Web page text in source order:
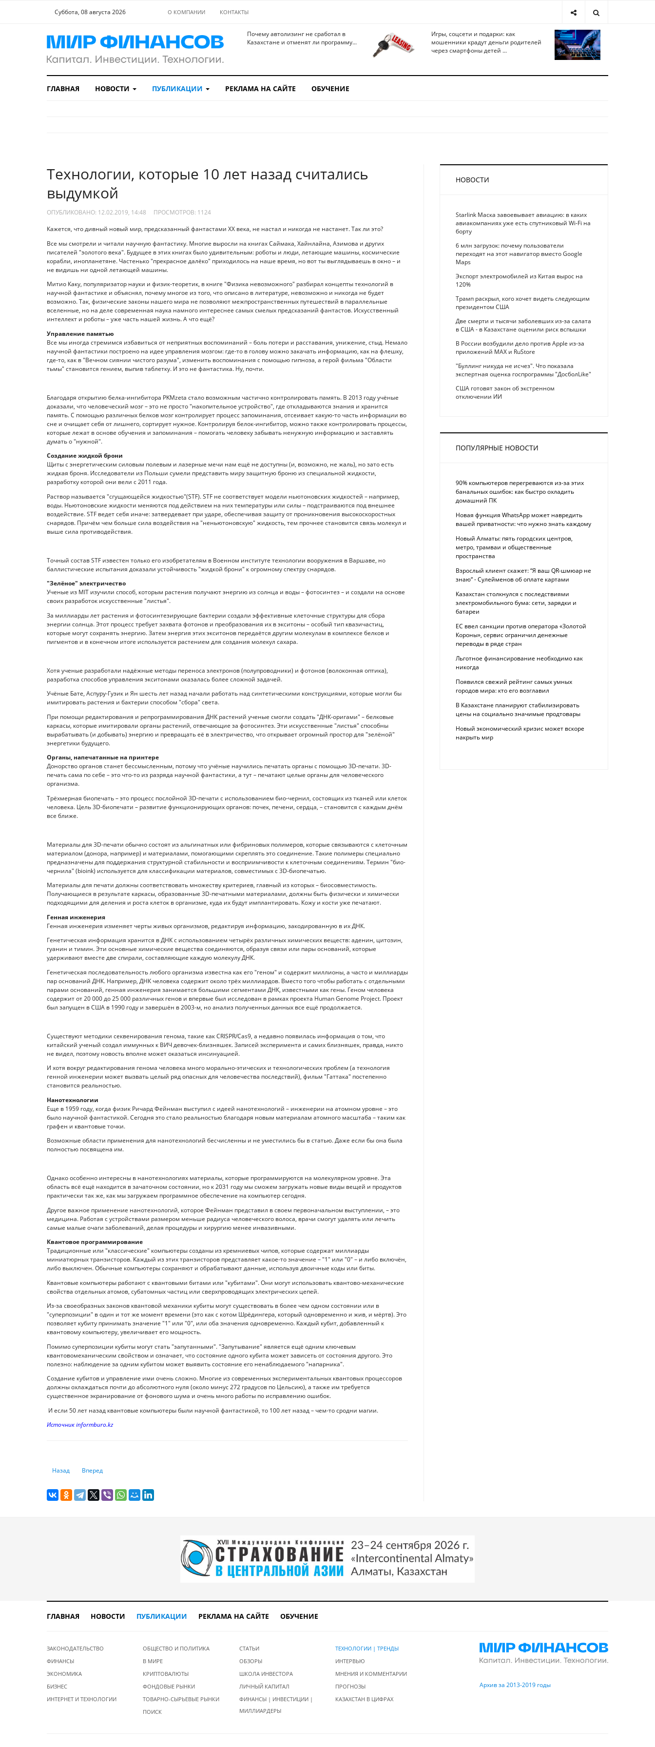
Суббота, 08 августа 2026 О КОМПАНИИ КОНТАКТЫ
Почему автолизинг не сработал в
Казахстане и отменят ли программу...
Игры, соцсети и подарки: как
мошенники крадут деньги родителей
через смартфоны детей ...
ГЛАВНАЯ НОВОСТИ ПУБЛИКАЦИИ РЕКЛАМА НА САЙТЕ ОБУЧЕНИЕ
Технологии, которые 10 лет назад считались
выдумкой
ОПУБЛИКОВАНО: 12.02.2019, 14:48 ПРОСМОТРОВ: 1124
Кажется, что дивный новый мир, предсказанный фантастами ХХ века, не настал и никогда не настанет. Так ли это?
Все мы смотрели и читали научную фантастику. Многие выросли на книгах Саймака, Хайнлайна, Азимова и других
писателей "золотого века". Будущее в этих книгах было удивительным: роботы и люди, летающие машины, космические
корабли, инопланетяне. Частенько "прекрасное далёко" приходилось на наше время, но вот ты выглядываешь в окно – и
не видишь ни одной летающей машины.
Митио Каку, популяризатор науки и физик-теоретик, в книге "Физика невозможного" разбирал концепты технологий в
научной фантастике и объяснял, почему многое из того, что описано в литературе, невозможно и никогда не будет
возможно. Так, физические законы нашего мира не позволяют межпространственных путешествий в параллельные
вселенные, но на деле современная наука намного интереснее самых смелых предсказаний фантастов. Искусственный
интеллект и роботы – уже часть нашей жизнь. А что ещё?
Управление памятью
Все мы иногда стремимся избавиться от неприятных воспоминаний – боль потери и расставания, унижение, стыд. Немало
научной фантастики построено на идее управления мозгом: где-то в голову можно закачать информацию, как на флешку,
где-то, как в "Вечном сиянии чистого разума", изменить воспоминания с помощью гипноза, а герой фильма "Области
тьмы" становится гением, выпив таблетку. И это не фантастика. Ну, почти.
Благодаря открытию белка-ингибитора PKMzeta стало возможным частично контролировать память. В 2013 году учёные
доказали, что человеческий мозг – это не просто "накопительное устройство", где откладываются знания и хранится
память. С помощью различных белков мозг контролирует процесс запоминания, отсеивает какую-то часть информации во
сне и очищает себя от лишнего, сортирует нужное. Контролируя белок-ингибитор, можно также контролировать процессы,
которые лежат в основе обучения и запоминания – помогать человеку забывать ненужную информацию и заставлять
думать о "нужной".
Создание жидкой брони
Щиты с энергетическим силовым полевым и лазерные мечи нам ещё не доступны (и, возможно, не жаль), но зато есть
жидкая броня. Исследователи из Польши сумели представить миру защитную броню из специальной жидкости,
разработку которой они вели с 2011 года.
Раствор называется "сгущающейся жидкостью"(STF). STF не соответствует модели ньютоновских жидкостей – например,
воды. Ньютоновские жидкости меняются под действием на них температуры или силы – подстраиваются под внешнее
воздействие. STF ведет себя иначе: затвердевает при ударе, обеспечивая защиту от проникновения высокоскоростных
снарядов. Причём чем больше сила воздействия на "неньютоновскую" жидкость, тем прочнее становится связь молекул и
выше сила противодействия.
Точный состав STF известен только его изобретателям в Военном институте технологии вооружения в Варшаве, но
баллистические испытания доказали устойчивость "жидкой брони" к огромному спектру снарядов.
"Зелёное" электричество
Ученые из MIT изучили способ, которым растения получают энергию из солнца и воды – фотосинтез – и создали на основе
своих разработок искусственные "листья".
За миллиарды лет растения и фотосинтезирующие бактерии создали эффективные клеточные структуры для сбора
энергии солнца. Этот процесс требует захвата фотонов и преобразования их в экситоны – особый тип квазичастиц,
которые могут сохранять энергию. Затем энергия этих экситонов передаётся другим молекулам в комплексе белков и
пигментов и в конечном итоге используется растением для создания молекул сахара.
Хотя ученые разработали надёжные методы переноса электронов (полупроводники) и фотонов (волоконная оптика),
разработка способов управления экситонами оказалась более сложной задачей.
Учёные Бате, Аспуру-Гузик и Ян шесть лет назад начали работать над синтетическими конструкциями, которые могли бы
имитировать растения и бактерии способом "сбора" света.
При помощи редактирования и репрограммирования ДНК растений ученые смогли создать "ДНК-оригами" – белковые
каркасы, которые имитировали органы растений, отвечающие за фотосинтез. Эти искусственные "листья" способны
вырабатывать (и добывать) энергию и превращать её в электричество, что открывает огромный простор для "зелёной"
энергетики будущего.
Органы, напечатанные на принтере
Донорство органов станет бессмысленным, потому что учёные научились печатать органы с помощью 3D-печати. 3D-
печать сама по себе – это что-то из разряда научной фантастики, а тут – печатают целые органы для человеческого
организма.
Трёхмерная биопечать – это процесс послойной 3D-печати с использованием био-чернил, состоящих из тканей или клеток
человека. Цель 3D-биопечати – развитие функционирующих органов: почек, печени, сердца, – становится с каждым днём
все ближе.
Материалы для 3D-печати обычно состоят из альгинатных или фибриновых полимеров, которые связываются с клеточным
материалом (донора, например) и материалами, помогающими скреплять это соединение. Такие полимеры специально
предназначены для поддержания структурной стабильности и восприимчивости к клеточным соединениям. Термин "био-
чернила" (bioink) используется для классификации материалов, совместимых с 3D-биопечатью.
Материалы для печати должны соответствовать множеству критериев, главный из которых – биосовместимость.
Получающиеся в результате каркасы, образованные 3D-печатными материалами, должны быть физически и химически
подходящими для деления и роста клеток в организме, куда их будут имплантировать. Кожу и кости уже печатают.
Генная инженерия
Генная инженерия изменяет черты живых организмов, редактируя информацию, закодированную в их ДНК.
Генетическая информация хранится в ДНК с использованием четырёх различных химических веществ: аденин, цитозин,
гуанин и тимин. Эти основные химические вещества соединяются, образуя связи или пары оснований, которые
удерживают вместе две спирали, составляющие каждую молекулу ДНК.
Генетическая последовательность любого организма известна как его "геном" и содержит миллионы, а часто и миллиарды
пар оснований ДНК. Например, ДНК человека содержит около трёх миллиардов. Вместо того чтобы работать с отдельными
парами оснований, генная инженерия занимается большими сегментами ДНК, известными как гены. Геном человека
содержит от 20 000 до 25 000 различных генов и впервые был исследован в рамках проекта Human Genome Project. Проект
был запущен в США в 1990 году и завершён в 2003-м, но анализ полученных данных все ещё продолжается.
Существуют методики секвенирования генома, такие как CRISPR/Cas9, а недавно появилась информация о том, что
китайский ученый создал иммунных к ВИЧ девочек-близняшек. Записей эксперимента и самих близняшек, правда, никто
не видел, поэтому новость вполне может оказаться инсинуацией.
И хотя вокруг редактирования генома человека много морально-этических и технологических проблем (а технология
генной инженерии может вызвать целый ряд опасных для человечества последствий), фильм "Гаттака" постепенно
становится реальностью.
Нанотехнологии
Еще в 1959 году, когда физик Ричард Фейнман выступил с идеей нанотехнологий – инженерии на атомном уровне – это
было научной фантастикой. Сегодня это стало реальностью благодаря новым материалам атомного масштаба – таким как
графен и квантовые точки.
Возможные области применения для нанотехнологий бесчисленны и не уместились бы в статью. Даже если бы она была
полностью посвящена им.
Однако особенно интересны в нанотехнологиях материалы, которые программируются на молекулярном уровне. Эта
область всё ещё находится в зачаточном состоянии, но к 2031 году мы сможем загружать новые виды вещей и продуктов
практически так же, как мы загружаем программное обеспечение на компьютер сегодня.
Другое важное применение нанотехнологий, которое Фейнман представил в своем первоначальном выступлении, – это
медицина. Работая с устройствами размером меньше радиуса человеческого волоса, врачи смогут удалять или лечить
самые малые очаги заболеваний, делая процедуры и хирургию менее инвазивными.
Квантовое программирование
Традиционные или "классические" компьютеры созданы из кремниевых чипов, которые содержат миллиарды
миниатюрных транзисторов. Каждый из этих транзисторов представляет какое-то значение – "1" или "0" – и либо включён,
либо выключен. Обычные компьютеры сохраняют и обрабатывают данные, используя двоичные коды или биты.
Квантовые компьютеры работают с квантовыми битами или "кубитами". Они могут использовать квантово-механические
свойства отдельных атомов, субатомных частиц или сверхпроводящих электрических цепей.
Из-за своеобразных законов квантовой механики кубиты могут существовать в более чем одном состоянии или в
"суперпозиции" в один и тот же момент времени (это как с котом Шрёдингера, который одновременно и жив, и мёртв). Это
позволяет кубиту принимать значение "1" или "0", или оба значения одновременно. Каждый кубит, добавленный к
квантовому компьютеру, увеличивает его мощность.
Помимо суперпозиции кубиты могут стать "запутанными". "Запутывание" является ещё одним ключевым
квантовомеханическим свойством и означает, что состояние одного кубита может зависеть от состояния другого. Это
полезно: наблюдение за одним кубитом может выявить состояние его ненаблюдаемого "напарника".
Создание кубитов и управление ими очень сложно. Многие из современных экспериментальных квантовых процессоров
должны охлаждаться почти до абсолютного нуля (около минус 272 градусов по Цельсию), а также им требуется
существенное экранирование от фонового шума и очень много работы по исправлению ошибок.
И если 50 лет назад квантовые компьютеры были научной фантастикой, то 100 лет назад – чем-то сродни магии.
Источник informburo.kz
Предыдущий: Мобильный телефон найдёт опасные вещества в вашей еде
Назад Следующий: Мнение: Смерть WhatsApp станет стимулом для роста популярности Telegram и криптовалют
Вперед
НОВОСТИ
Starlink Маска завоевывает авиацию: в каких
авиакомпаниях уже есть спутниковый Wi-Fi на
борту
6 млн загрузок: почему пользователи
переходят на этот навигатор вместо Google
Maps
Экспорт электромобилей из Китая вырос на
120%
Трамп раскрыл, кого хочет видеть следующим
президентом США
Две смерти и тысячи заболевших из-за салата
в США - в Казахстане оценили риск вспышки
В России возбудили дело против Apple из-за
приложений MAX и RuStore
"Буллинг никуда не исчез". Что показала
экспертная оценка госпрограммы "ДосболLike"
США готовят закон об экстренном
отключении ИИ
ПОПУЛЯРНЫЕ НОВОСТИ
90% компьютеров перегреваются из-за этих
банальных ошибок: как быстро охладить
домашний ПК
Новая функция WhatsApp может навредить
вашей приватности: что нужно знать каждому
Новый Алматы: пять городских центров,
метро, трамваи и общественные
пространства
Взрослый клиент скажет: “Я ваш QR-шмюар не
знаю“ - Сулейменов об оплате картами
Казахстан столкнулся с последствиями
электромобильного бума: сети, зарядки и
батареи
ЕС ввел санкции против оператора «Золотой
Короны», сервис ограничил денежные
переводы в ряде стран
Льготное финансирование необходимо как
никогда
Появился свежий рейтинг самых умных
городов мира: кто его возглавил
В Казахстане планируют стабилизировать
цены на социально значимые продтовары
Новый экономический кризис может вскоре
накрыть мир
ГЛАВНАЯ НОВОСТИ ПУБЛИКАЦИИ РЕКЛАМА НА САЙТЕ ОБУЧЕНИЕ
ЗАКОНОДАТЕЛЬСТВО
ФИНАНСЫ
ЭКОНОМИКА
БИЗНЕС
ИНТЕРНЕТ И ТЕХНОЛОГИИ
ОБЩЕСТВО И ПОЛИТИКА
В МИРЕ
КРИПТОВАЛЮТЫ
ФОНДОВЫЕ РЫНКИ
ТОВАРНО-СЫРЬЕВЫЕ РЫНКИ
ПОИСК
СТАТЬИ
ОБЗОРЫ
ШКОЛА ИНВЕСТОРА
ЛИЧНЫЙ КАПИТАЛ
ФИНАНСЫ | ИНВЕСТИЦИИ |
МИЛЛИАРДЕРЫ
ТЕХНОЛОГИИ | ТРЕНДЫ
ИНТЕРВЬЮ
МНЕНИЯ И КОММЕНТАРИИ
ПРОГНОЗЫ
КАЗАХСТАН В ЦИФРАХ
Архив за 2013-2019 годы